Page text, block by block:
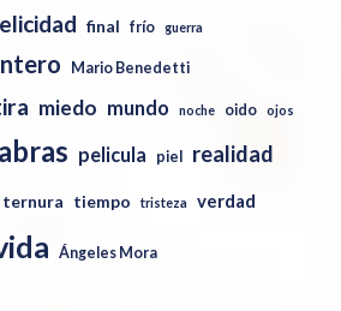
final frío guerra
Mario Benedetti
miedo mundo noche oido ojos
pelicula piel realidad
ternura tiempo tristeza verdad
Ángeles Mora